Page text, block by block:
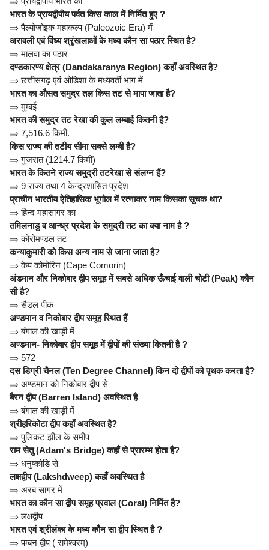
भारत के प्रायद्वीपीय पर्वत किस काल में निर्मित हुए ?
⇒ पैल्योजोइक महाकल्प (Paleozoic Era) में
अरावली एवं विंध्य श्रृंखलाओं के मध्य कौन सा पठार स्थित है?
⇒मालवा का पठार
दण्डकारण्य क्षेत्र (Dandakaranya Region) कहाँ अवस्थित है?
⇒ छत्तीसगढ़ एवं ओडिशा के मध्यवर्ती भाग में
भारत का औसत समुद्र तल किस तट से मापा जाता है?
⇒ मुम्बई
भारत की समुद्र तट रेखा की कुल लम्बाई कितनी है?
⇒ 7,516.6 किमी.
किस राज्य की तटीय सीमा सबसे लम्बी है?
⇒गुजरात (1214.7 किमी)
भारत के कितने राज्य समुद्री तटरेखा से संलग्न हैं?
⇒ 9 राज्य तथा 4 केन्द्रशासित प्रदेश
प्राचीन भारतीय ऐतिहासिक भूगोल में रत्नाकर नाम किसका सूचक था?
⇒ हिन्द महासागर का
तमिलनाडु व आन्ध्र प्रदेश के समुद्री तट का क्या नाम है ?
⇒ कोरोमण्डल तट
कन्याकुमारी को किस अन्य नाम से जाना जाता है?
⇒ केप कोमोरिन (Cape Comorin)
अंडमान और निकोबार द्वीप समूह में सबसे अधिक ऊँचाई वाली चोटी (Peak) कौन
सी है?
⇒ सैडल पीक
अण्डमान व निकोबार द्वीप समूह स्थित हैं
⇒ बंगाल की खाड़ी में
अण्डमान- निकोबार द्वीप समूह में द्वीपों की संख्या कितनी है ?
⇒ 572
दस डिग्री चैनल (Ten Degree Channel) किन दो द्वीपों को पृथक करता है?
⇒ अण्डमान को निकोबार द्वीप से
बैरन द्वीप (Barren Island) अवस्थित है
⇒ बंगाल की खाड़ी में
श्रीहरिकोटा द्वीप कहाँ अवस्थित है?
⇒पुलिकट झील के समीप
राम सेतु (Adam's Bridge) कहाँ से प्रारम्भ होता है?
⇒ धनुष्कोडि से
लक्षद्वीप (Lakshdweep) कहाँ अवस्थित है
⇒ अरब सागर में
भारत का कौन सा द्वीप समूह प्रवाल (Coral) निर्मित है?
⇒ लक्षद्वीप
भारत एवं श्रीलंका के मध्य कौन सा द्वीप स्थित है ?
⇒ पम्बन द्वीप ( रामेश्वरम्)